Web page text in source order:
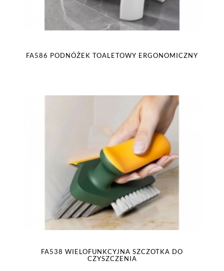
FA586 PODNÓŻEK TOALETOWY ERGONOMICZNY
FA538 WIELOFUNKCYJNA SZCZOTKA DO
CZYSZCZENIA